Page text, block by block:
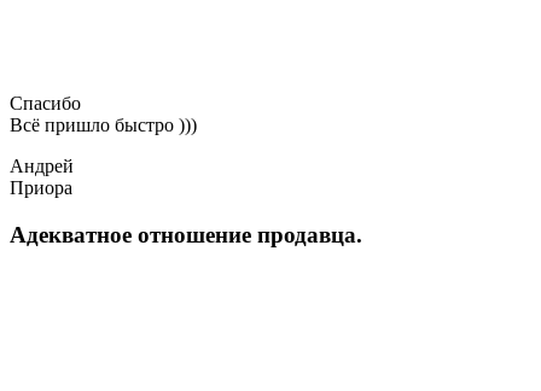
Спасибо
Всё пришло быстро )))
Андрей
Приора
Адекватное отношение продавца.